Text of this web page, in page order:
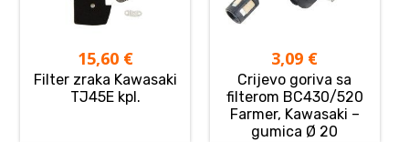
15,60 €
Filter zraka Kawasaki
TJ45E kpl.
3,09 €
Crijevo goriva sa
filterom BC430/520
Farmer, Kawasaki –
gumica Ø 20